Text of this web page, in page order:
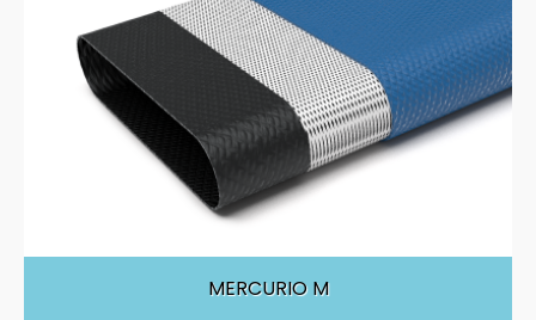
MERCURIO M